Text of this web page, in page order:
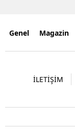
Genel Magazin
İLETİŞİM